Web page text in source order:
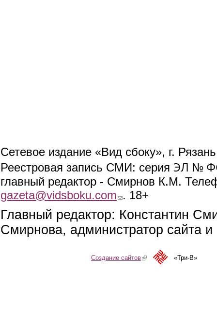
Сетевое издание «Вид сбоку», г.
Реестровая запись СМИ: серия ЭЛ №
главный редактор - Смирнов К.М.
gazeta@vidsboku.com (link sends e-mail)
. 18+
Главный редактор: Константин
Смирнова, администратор сайта
Создание сайтов(link is external)«Три-В»